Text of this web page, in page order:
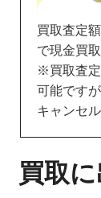
買取査定
で現金買
※買取査
可能です
キャンセ
買取